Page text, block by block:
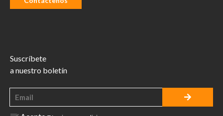
Suscríbete
a nuestro boletín